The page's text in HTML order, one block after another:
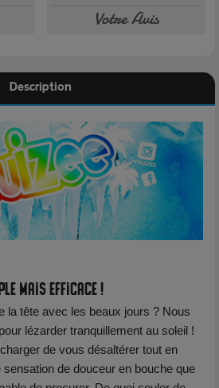
Votre Avis
Description
mais efficace !
la tête avec les beaux jours ? Nous
lézarder tranquillement au soleil !
de vous désaltérer tout en
de douceur en bouche que